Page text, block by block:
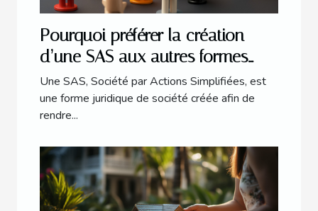
Pourquoi préférer la création
d’une SAS aux autres formes
juridiques ?
Une SAS, Société par Actions Simplifiées, est
une forme juridique de société créée afin de
rendre...